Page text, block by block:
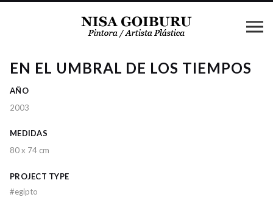
EN EL UMBRAL DE LOS TIEMPOS
AÑO
2003
MEDIDAS
80 x 74 cm
PROJECT TYPE
#egipto